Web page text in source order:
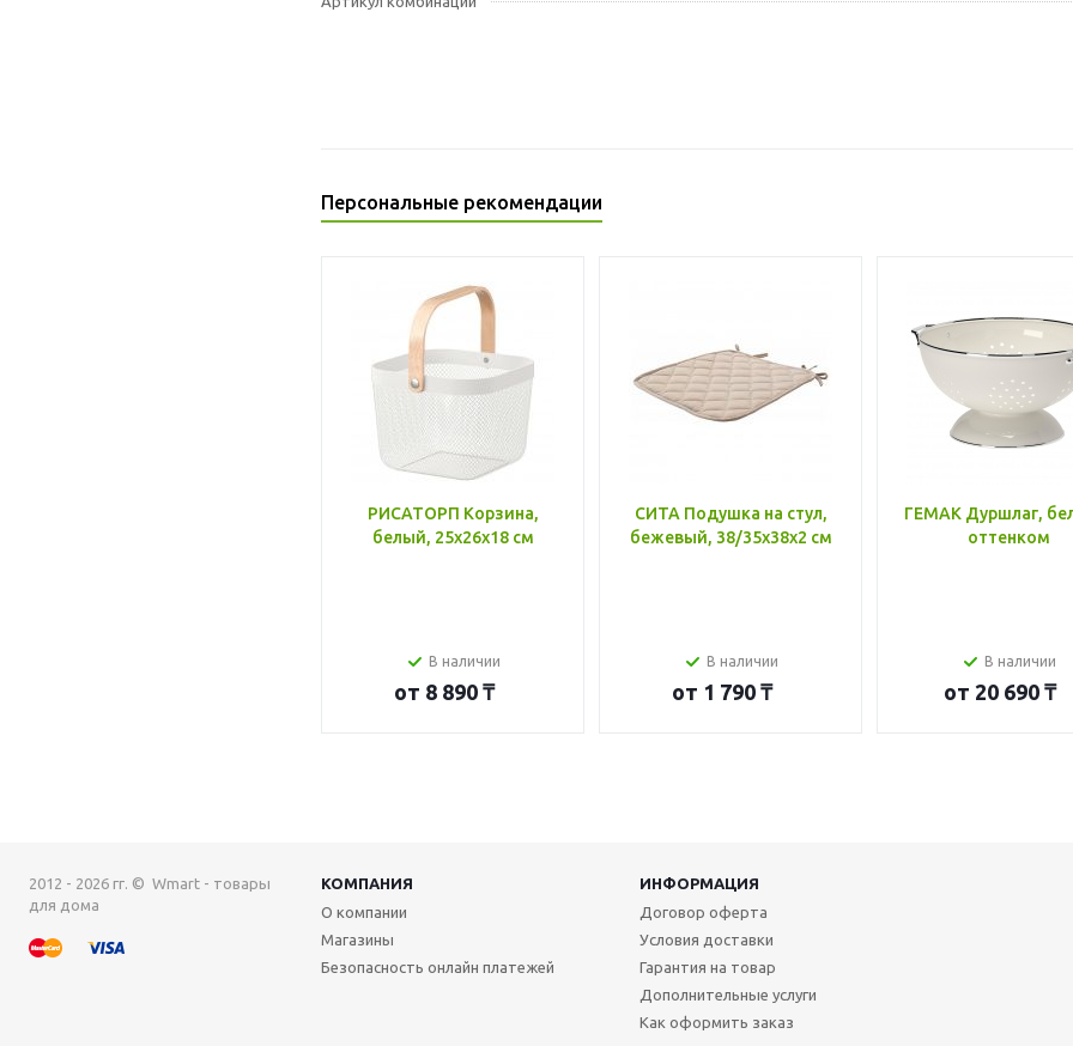
Персональные рекомендации
РИСАТОРП Корзина,
белый, 25x26x18 см
В наличии
от 8 890 ₸
СИТА Подушка на стул,
бежевый, 38/35x38x2 см
В наличии
от 1 790 ₸
ГЕМАК Дуршлаг,
оттенком
В наличии
от 20 690 ₸
2012 - 2026 гг. © Wmart - товары
для дома
КОМПАНИЯ
ИНФОРМАЦИЯ
О компании
Магазины
Безопасность онлайн платежей
Договор оферта
Условия доставки
Гарантия на товар
Дополнительные услуги
Как оформить заказ